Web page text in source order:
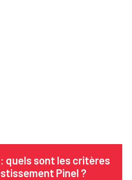
: quels sont les critères
Pinel ?